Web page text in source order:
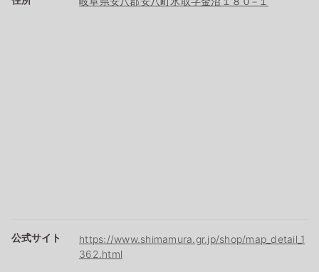
公式サイト
https://www.shimamura.gr.jp/shop/map_detail_1
362.html